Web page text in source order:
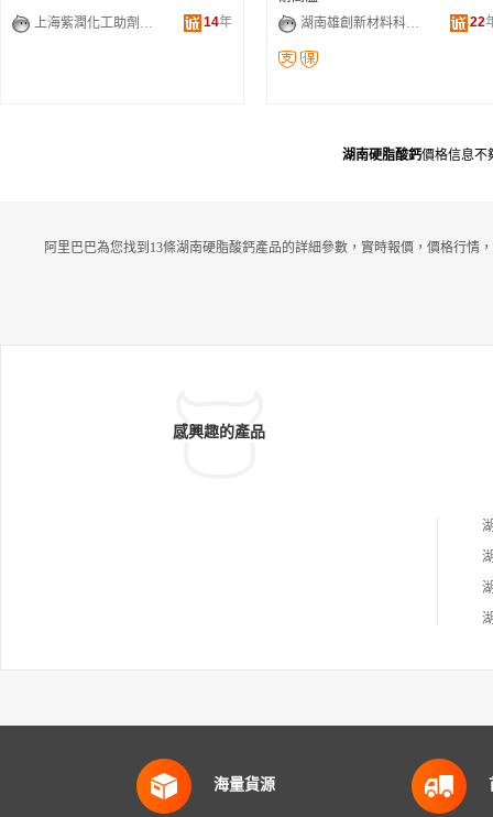
上海紫潤化工助劑有限公司 14年
湖南雄創新材料科技有限公司
22
湖南硬脂酸鈣價格信息不
阿里巴巴為您找到13條湖南硬脂酸鈣產品的詳細參數，實時報價，價格行情
感興趣的產品
海量貨源